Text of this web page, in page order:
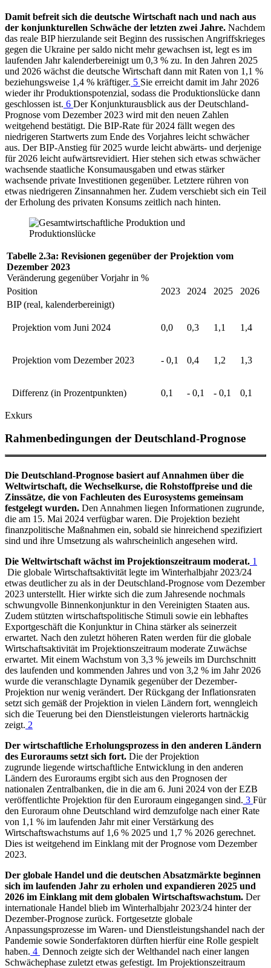
Damit befreit sich die deutsche Wirtschaft nach und nach aus
der konjunkturellen Schwäche der letzten zwei Jahre. Nachdem
das reale BIPhierzulande seit Beginn des russischen Angriffskrieges
gegen die Ukraine per saldo nicht mehr gewachsen ist, legt es im
laufenden Jahr kalenderbereinigt um 0,3 % zu. In den Jahren 2025
und 2026 wächst die deutsche Wirtschaft dann mit Raten von 1,1 %
beziehungsweise 1,4 % kräftiger. 5 Sie erreicht damit im Jahr 2026
wieder ihr Produktionspotenzial, sodass die Produktionslücke dann
geschlossen ist. 6 Der Konjunkturausblick aus der Deutschland-
Prognose vom Dezember 2023 wird mit den neuen Zahlen
weitgehend bestätigt. Die BIP-Rate für 2024 fällt wegen des
niedrigeren Startwerts zum Ende des Vorjahres leicht schwächer
aus. DerBIP-Anstieg für 2025 wurde leicht abwärts- und derjenige
für 2026 leicht aufwärtsrevidiert. Hier stehen sich etwas schwächer
wachsende staatliche Konsumausgaben und etwas stärker
wachsende private Investitionen gegenüber. Letztere rühren von
etwas niedrigeren Zinsannahmen her. Zudem verschiebt sich ein Teil
der Erholung des privaten Konsums zeitlich nach hinten.
Tabelle 2.3a: Revisionen gegenüber der Projektion vom
Dezember 2023
Veränderung gegenüber Vorjahr in %
Position
2023 2024 2025
2026
BIP(real, kalenderbereinigt)
Projektion vom Juni 2024 0,0 0,3 1,1 1,4
Projektion vom Dezember 2023 - 0,1 0,4 1,2 1,3
Differenz (in Prozentpunkten) 0,1 - 0,1 - 0,1 0,1
Exkurs
Rahmenbedingungen der Deutschland-Prognose
Die Deutschland-Prognose basiert auf Annahmen über die
Weltwirtschaft, die Wechselkurse, die Rohstoffpreise und die
Zinssätze, die von Fachleuten des Eurosystems gemeinsam
festgelegt wurden. Den Annahmen liegen Informationen zugrunde,
die am 15. Mai 2024 verfügbar waren. Die Projektion bezieht
finanzpolitische Maßnahmen ein, sobald sie hinreichend spezifiziert
sind und ihre Umsetzung als wahrscheinlich angesehen wird.
Die Weltwirtschaft wächst im Projektionszeitraum moderat. 1
Die globale Wirtschaftsaktivität legte im Winterhalbjahr 2023/24
etwas deutlicher zu als in der Deutschland-Prognose vom Dezember
2023 unterstellt. Hier wirkte sich die zum Jahresende nochmals
schwungvolle Binnenkonjunktur in den Vereinigten Staaten aus.
Zudem stützten wirtschaftspolitische Stimuli sowie ein lebhaftes
Exportgeschäft die Konjunktur in China stärker als seinerzeit
erwartet. Nach den zuletzt höheren Raten werden für die globale
Wirtschaftsaktivität im Projektionszeitraum moderate Zuwächse
erwartet. Mit einem Wachstum von 3,3 % jeweils im Durchschnitt
des laufenden und kommenden Jahres und von 3,2 % im Jahr 2026
wurde die veranschlagte Dynamik gegenüber der Dezember-
Projektion nur wenig verändert. Der Rückgang der Inflationsraten
setzt sich gemäß der Projektion in vielen Ländern fort, wenngleich
sich die Teuerung bei den Dienstleistungen vielerorts hartnäckig
zeigt. 2
Der wirtschaftliche Erholungsprozess in den anderen Ländern
des Euroraums setzt sich fort. Die der Projektion
zugrunde liegende wirtschaftliche Entwicklung in den anderen
Ländern des Euroraums ergibt sich aus den Prognosen der
nationalen Zentralbanken, die in die am 6. Juni 2024 von derEZB
veröffentlichte Projektion für den Euroraum eingegangen sind. 3 Für
den Euroraum ohne Deutschland wird demzufolge nach einer Rate
von 1,1 % im laufenden Jahr mit einer Verstärkung des
Wirtschaftswachstums auf 1,6 % 2025 und 1,7 % 2026 gerechnet.
Dies ist weitgehend im Einklang mit der Prognose vom Dezember
2023.
Der globale Handel und die deutschen Absatzmärkte beginnen
sich im laufenden Jahr zu erholen und expandieren 2025 und
2026 im Einklang mit dem globalen Wirtschaftswachstum. Der
internationale Handel blieb im Winterhalbjahr 2023/24 hinter der
Dezember-Prognose zurück. Fortgesetzte globale
Anpassungsprozesse im Waren- und Dienstleistungshandel nach der
Pandemie sowie Sonderfaktoren dürften hierfür eine Rolle gespielt
haben. 4 Dennoch zeigte sich der Welthandel nach einer langen
Schwächephase zuletzt etwas gefestigt. Im Projektionszeitraum